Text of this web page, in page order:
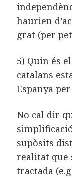
haurien
grat (per
5) Quin és
catalans
Espanya
No cal dir
supòsits
realitat que
tractada